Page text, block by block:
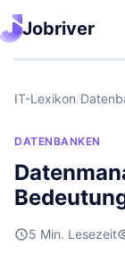
Jobriver
IT-Lexikon/
DATENBANKEN
5 Min. Lesezeit